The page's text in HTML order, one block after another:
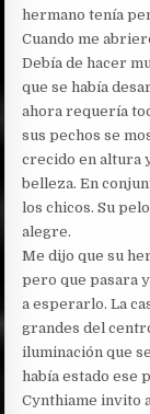
hermano tenía
Cuando me
Debía de hacer
que se había
ahora requería
sus pechos se
crecido en altura
belleza. En
los chicos. Su
alegre.
Me dijo que su
pero que pasara
a esperarlo. La
grandes del
iluminación que
había estado ese
Cynthiame invito